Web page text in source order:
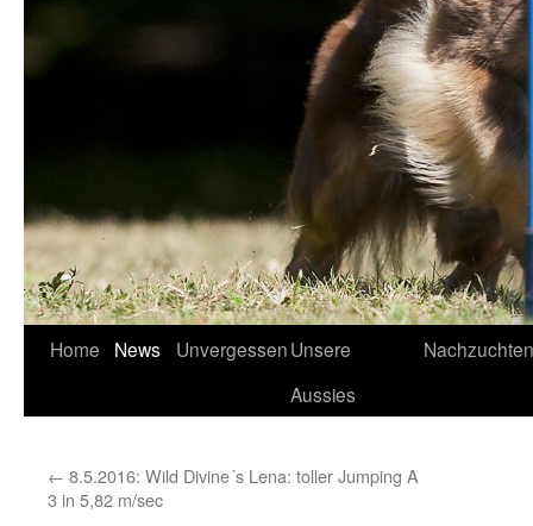
Home News UnvergessenUnsere
Aussies
Nachzuchten
← 8.5.2016: Wild Divine´s Lena: toller Jumping A
3 in 5,82 m/sec